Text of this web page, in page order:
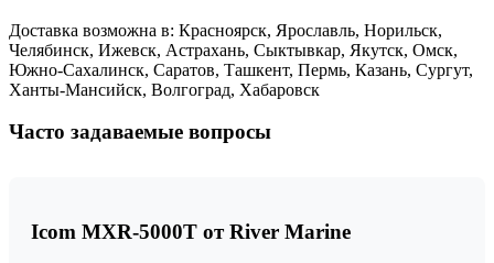
Доставка возможна в: Красноярск, Ярославль, Норильск,
Челябинск, Ижевск, Астрахань, Сыктывкар, Якутск, Омск,
Южно-Сахалинск, Саратов, Ташкент, Пермь, Казань, Сургут,
Ханты-Мансийск, Волгоград, Хабаровск
Часто задаваемые вопросы
Icom MXR-5000T от River Marine